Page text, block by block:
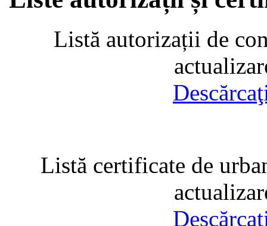
Listă autorizații de
Listă certificate de